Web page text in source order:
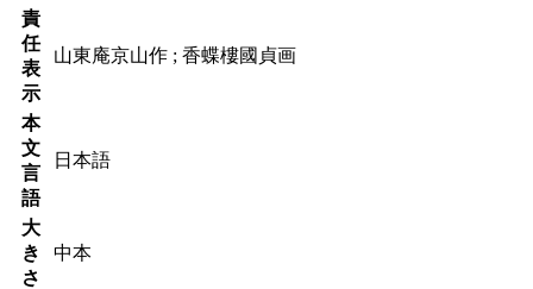
責
任
表
示
山東庵京山作 ; 香蝶樓國貞画
本
文
言
語
日本語
大
き
さ
中本